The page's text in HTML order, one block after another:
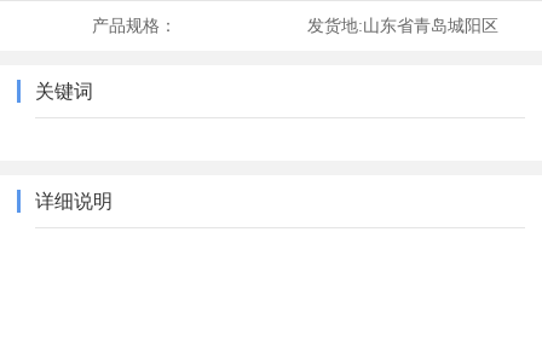
产品规格： 发货地:山东省青岛城阳区
关键词
详细说明